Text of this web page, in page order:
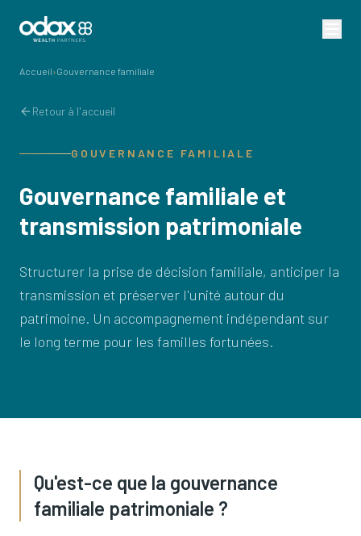
Accueil›Gouvernance familiale
Retour à l'accueil
GOUVERNANCE FAMILIALE
Gouvernance familiale et
transmission patrimoniale
Structurer la prise de décision familiale, anticiper la
transmission et préserver l'unité autour du
patrimoine. Un accompagnement indépendant sur
le long terme pour les familles fortunées.
Qu'est-ce que la gouvernance
familiale patrimoniale ?